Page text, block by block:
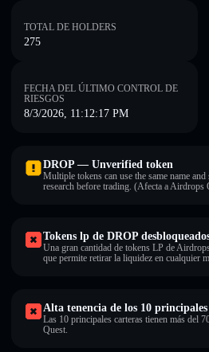
TOTAL DE HOLDERS
275
FECHA DEL ÚLTIMO CONTROL DE
RIESGOS
8/3/2026, 11:12:17 PM
DROP — Unverified token
Multiple tokens can use the same name
research before trading. (Afecta a Airdrops
Tokens lp de DROP
Una gran cantidad de tokens LP de
que permite retirar la liquidez en cualquier
Alta tenencia de los 10
Las 10 principales carteras tienen más del
Quest.